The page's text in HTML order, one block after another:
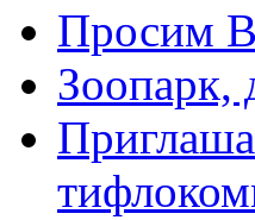
Просим
Зоопарк,